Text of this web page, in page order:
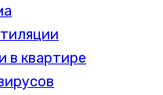
в квартире